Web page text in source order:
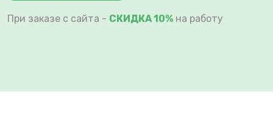
При заказе с сайта - СКИДКА 10% на работу